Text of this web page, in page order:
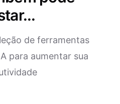
de ferramentas
para aumentar sua